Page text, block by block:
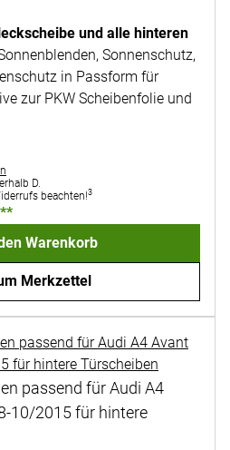
abgegeben
und alle hinteren
Sonnenschutz,
in Passform für
zur PKW Scheibenfolie und
D.
beachten!3
Warenkorb
Merkzettel
passend für Audi A4
10/2015 für hintere